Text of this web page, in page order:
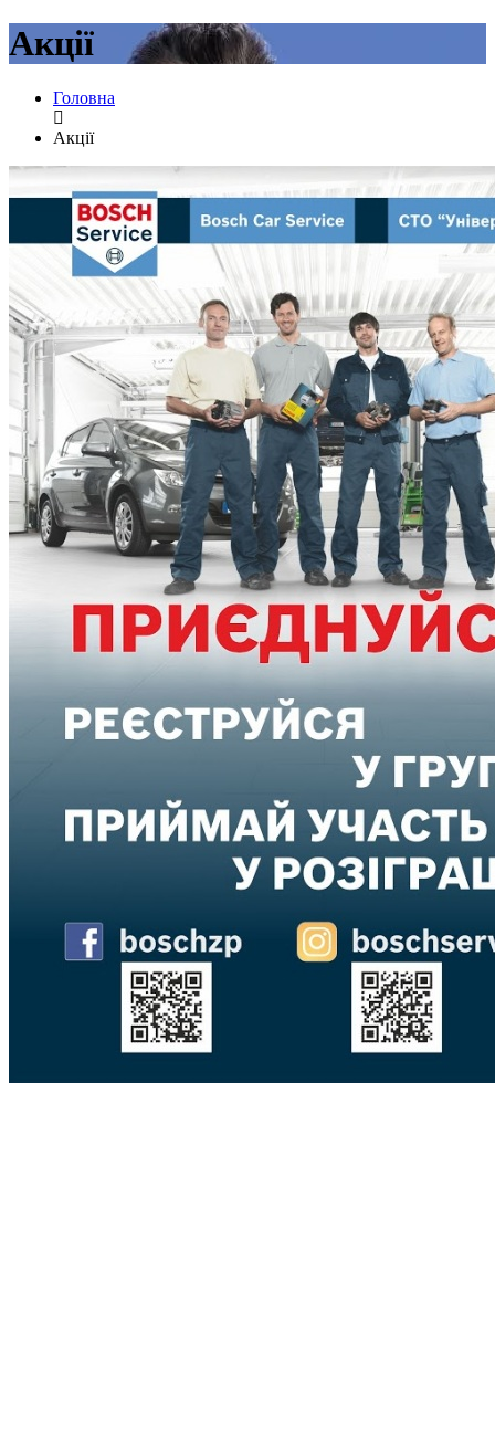
Акції
Головна
Акції